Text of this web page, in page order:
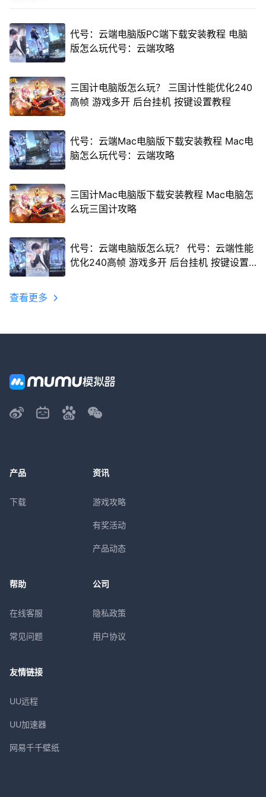
代号：云端电脑版PC端下载安装教程 电脑
版怎么玩代号：云端攻略
三国计电脑版怎么玩？ 三国计性能优化240
高帧 游戏多开 后台挂机 按键设置教程
代号：云端Mac电脑版下载安装教程 Mac电
脑怎么玩代号：云端攻略
三国计Mac电脑版下载安装教程 Mac电脑怎
么玩三国计攻略
代号：云端电脑版怎么玩？ 代号：云端性能
优化240高帧 游戏多开 后台挂机 按键设置
查看更多
产品
下载
资讯
游戏攻略
有奖活动
产品动态
帮助
在线客服
常见问题
公司
隐私政策
用户协议
友情链接
UU远程
UU加速器
网易千千壁纸